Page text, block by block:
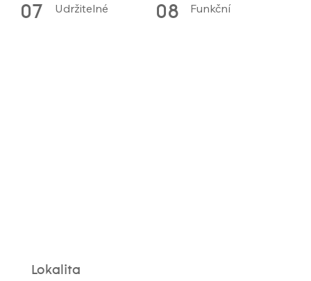
07 Udržitelné 08 Funkční
Lokalita